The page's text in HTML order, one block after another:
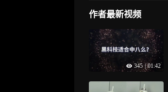
作者最新视频
345 01:42